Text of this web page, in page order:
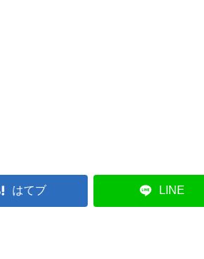
はてブ LINE